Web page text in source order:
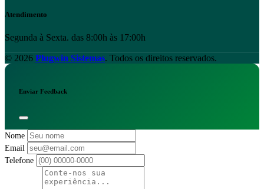
Atendimento
Segunda à Sexta. das 8:00h às 17:00h
© 2026 Plugwin Sistemas. Todos os direitos reservados.
Enviar Feedback
Nome
Email
Telefone